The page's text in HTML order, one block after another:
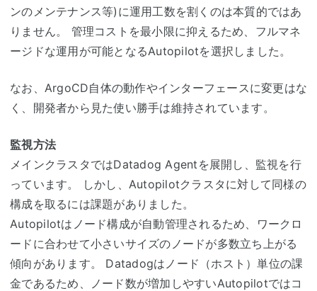
ンのメンテナンス等)に運用工数を割くのは本質的ではあ
りません。 管理コストを最小限に抑えるため、フルマネ
ージドな運用が可能となるAutopilotを選択しました。
なお、ArgoCD自体の動作やインターフェースに変更はな
く、開発者から見た使い勝手は維持されています。
監視方法
メインクラスタではDatadog Agentを展開し、監視を行
っています。 しかし、Autopilotクラスタに対して同様の
構成を取るには課題がありました。
Autopilotはノード構成が自動管理されるため、ワークロ
ードに合わせて小さいサイズのノードが多数立ち上がる
傾向があります。 Datadogはノード（ホスト）単位の課
金であるため、ノード数が増加しやすいAutopilotではコ